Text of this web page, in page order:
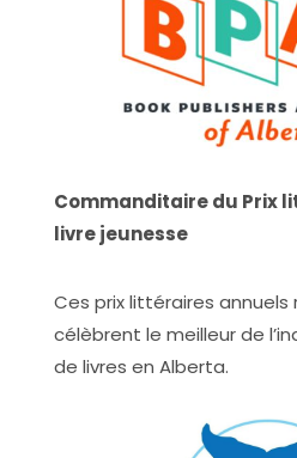
Commanditaire du Prix
livre jeunesse
Ces prix littéraires
célèbrent le meilleur de
de livres en Alberta.